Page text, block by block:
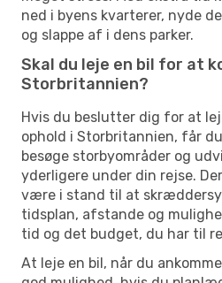
ned i byens kvarterer, nyde
og slappe af i dens parker.
Skal du leje en bil for at
Storbritannien?
Hvis du beslutter dig for at
ophold i Storbritannien, får
besøge storbyområder og
yderligere under din rejse.
være i stand til at
tidsplan, afstande og
tid og det budget, du har til
At leje en bil, når du